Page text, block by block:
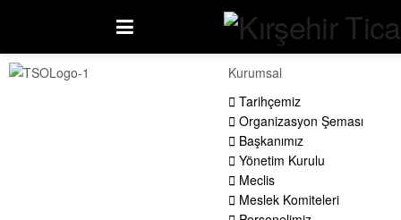
Kurumsal
Tarihçemiz
Organizasyon Şeması
Başkanımız
Yönetim Kurulu
Meclis
Meslek Komiteleri